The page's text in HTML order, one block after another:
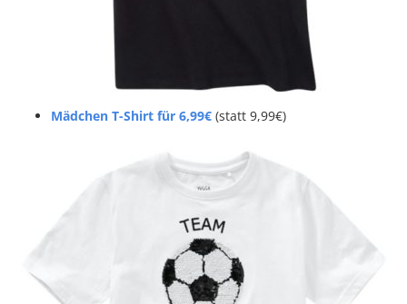
Mädchen T-Shirt für 6,99€ (statt 9,99€)